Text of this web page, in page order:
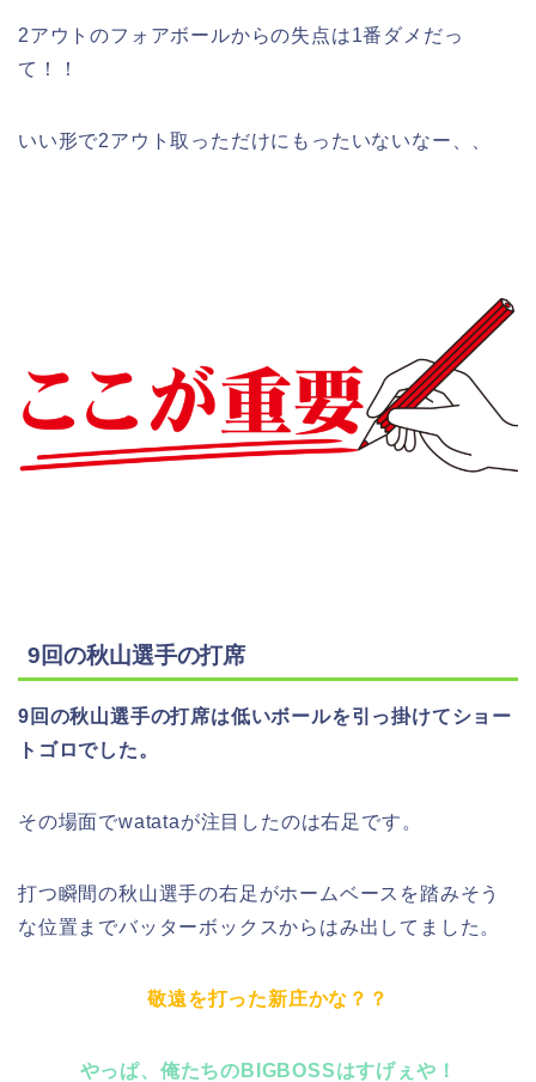
2アウトのフォアボールからの失点は1番ダメだっ
て！！
いい形で2アウト取っただけにもったいないなー、、
9回の秋山選手の打席
9回の秋山選手の打席は低いボールを引っ掛けてショー
トゴロでした。
その場面でwatataが注目したのは右足です。
打つ瞬間の秋山選手の右足がホームベースを踏みそう
な位置までバッターボックスからはみ出してました。
敬遠を打った新庄かな？？
やっぱ、俺たちのBIGBOSSはすげぇや！